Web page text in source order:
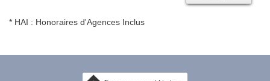
* HAI : Honoraires d'Agences Inclus